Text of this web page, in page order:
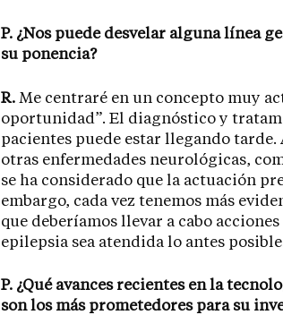
P. ¿Nos puede desvelar alguna línea
su ponencia?
R. Me centraré en un concepto muy
oportunidad”. El diagnóstico y
pacientes puede estar llegando
otras enfermedades neurológicas,
se ha considerado que la actuación
embargo, cada vez tenemos más
que deberíamos llevar a cabo
epilepsia sea atendida lo antes
P. ¿Qué avances recientes en la
son los más prometedores para su